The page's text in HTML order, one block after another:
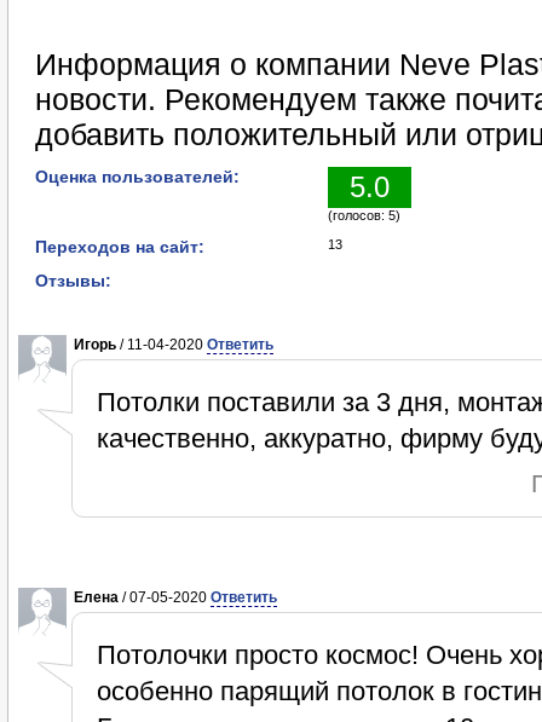
Информация о компании Neve
новости. Рекомендуем также
добавить положительный или
Оценка пользователей: 5.0
(голосов: 5)
Переходов на сайт: 13
Отзывы:
Игорь / 11-04-2020 Ответить
Потолки поставили за 3 дня,
качественно, аккуратно, фирму
Елена / 07-05-2020 Ответить
Потолочки просто космос! Очень
особенно парящий потолок в